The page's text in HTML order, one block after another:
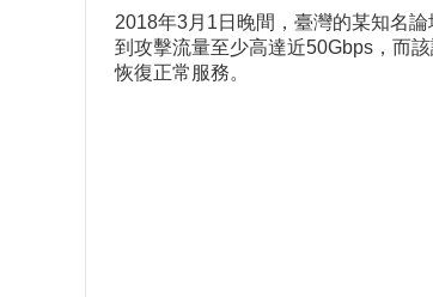
2018年3月1日晚間，臺灣的某知名
到攻擊流量至少高達近50Gbps，而
恢復正常服務。